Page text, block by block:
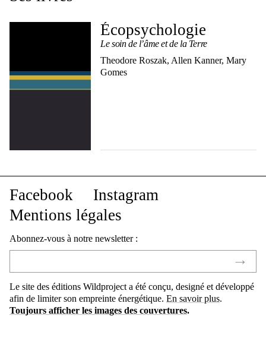
Écopsychologie
Le soin de l’âme et de la Terre
Theodore Roszak, Allen Kanner, Mary
Gomes
Facebook
Instagram
Mentions légales
Abonnez-vous à notre newsletter :
Le site des éditions Wildproject a été conçu, designé et développé
afin de limiter son empreinte énergétique. En savoir plus.
Toujours afficher les images des couvertures.